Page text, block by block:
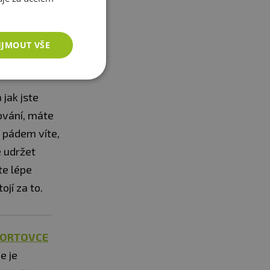
menší
jak jste
máte
víte,
udržet
lépe
za to.
je
VŠE